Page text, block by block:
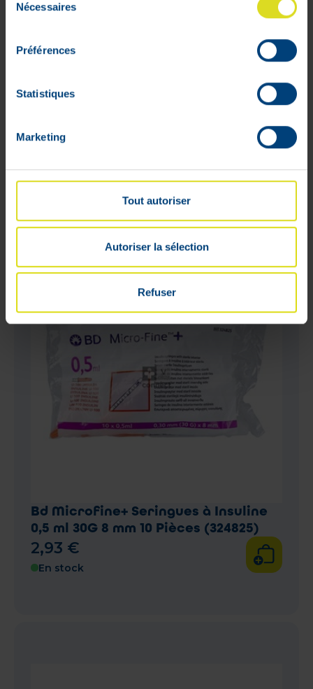
Nécessaires
Préférences
Statistiques
Marketing
Tout autoriser
Autoriser la sélection
Refuser
Bd Microfine+ Seringues à Insuline
29,32
Bd Microfine+ Seringues à Insuline
0,5 ml 30G 8 mm 10 Pièces (324825)
2,93 €
En stock